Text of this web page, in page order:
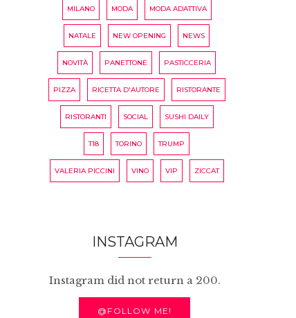
MILANO MODA MODA ADATTIVA
NATALE NEW OPENING NEWS
NOVITÀ PANETTONE PASTICCERIA
PIZZA RICETTA D'AUTORE RISTORANTE
RISTORANTI SOCIAL SUSHI DAILY
T18 TORINO TRUMP
VALERIA PICCINI VINO VIP ZICCAT
INSTAGRAM
Instagram did not return a 200.
@FOLLOW ME!